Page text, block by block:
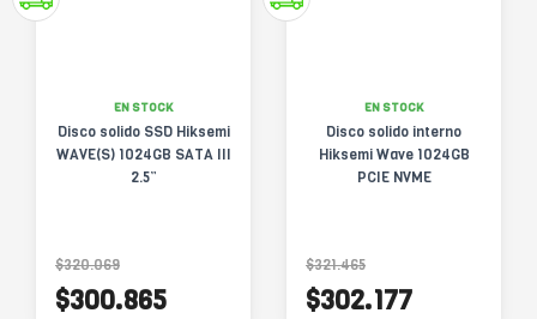
EN STOCK
Disco solido SSD Hiksemi
WAVE(S) 1024GB SATA III
2.5”
$320.069
$300.865
EN STOCK
Disco solido interno
Hiksemi Wave 1024GB
PCIE NVME
$321.465
$302.177